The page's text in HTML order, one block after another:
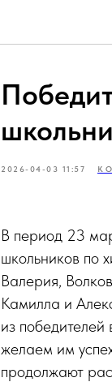
2026-04-03 11:57
В период 23
школьников по
Валерия,
Камилла и
из
желаем им
продолжают